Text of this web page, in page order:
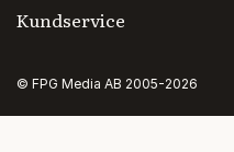
Kundservice
© FPG Media AB 2005-2026